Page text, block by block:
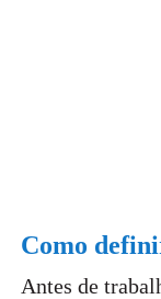
Como
Antes de